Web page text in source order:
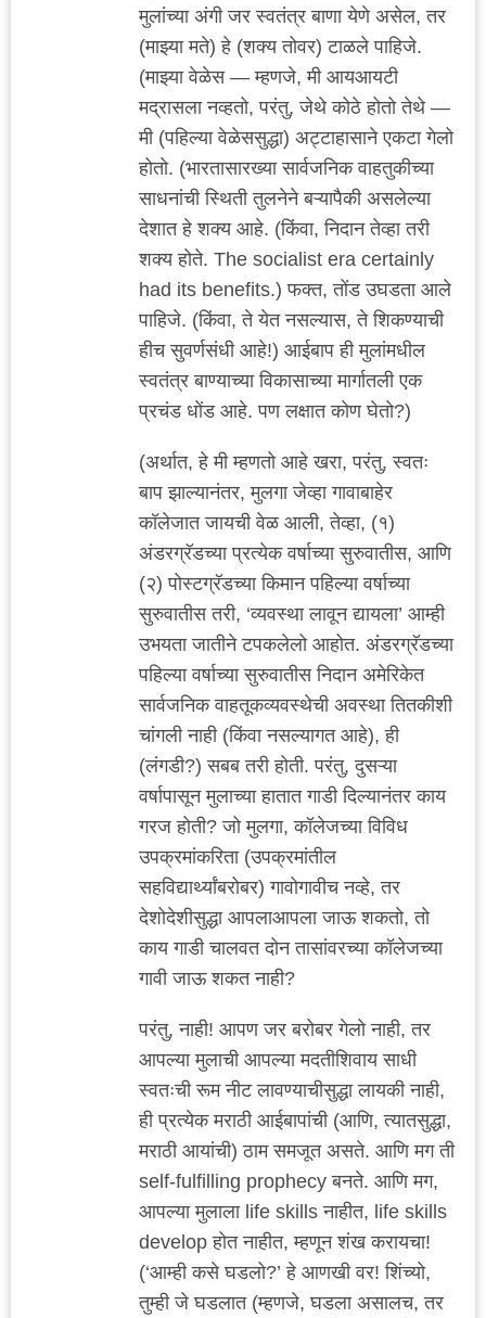
मुलांच्या अंगी जर स्वतंत्र बाणा येणे असेल, तर
(माझ्या मते) हे (शक्य तोवर) टाळले पाहिजे.
(माझ्या वेळेस — म्हणजे, मी आयआयटी
मद्रासला नव्हतो, परंतु, जेथे कोठे होतो तेथे —
मी (पहिल्या वेळेससुद्धा) अट्टाहासाने एकटा गेलो
होतो. (भारतासारख्या सार्वजनिक वाहतुकीच्या
साधनांची स्थिती तुलनेने बऱ्यापैकी असलेल्या
देशात हे शक्य आहे. (किंवा, निदान तेव्हा तरी
शक्य होते. The socialist era certainly
had its benefits.) फक्त, तोंड उघडता आले
पाहिजे. (किंवा, ते येत नसल्यास, ते शिकण्याची
हीच सुवर्णसंधी आहे!) आईबाप ही मुलांमधील
स्वतंत्र बाण्याच्या विकासाच्या मार्गातली एक
प्रचंड धोंड आहे. पण लक्षात कोण घेतो?)
(अर्थात, हे मी म्हणतो आहे खरा, परंतु, स्वतः
बाप झाल्यानंतर, मुलगा जेव्हा गावाबाहेर
कॉलेजात जायची वेळ आली, तेव्हा, (१)
अंडरग्रॅडच्या प्रत्येक वर्षाच्या सुरुवातीस, आणि
(२) पोस्टग्रॅडच्या किमान पहिल्या वर्षाच्या
सुरुवातीस तरी, ‘व्यवस्था लावून द्यायला’ आम्ही
उभयता जातीने टपकलेलो आहोत. अंडरग्रॅडच्या
पहिल्या वर्षाच्या सुरुवातीस निदान अमेरिकेत
सार्वजनिक वाहतूकव्यवस्थेची अवस्था तितकीशी
चांगली नाही (किंवा नसल्यागत आहे), ही
(लंगडी?) सबब तरी होती. परंतु, दुसऱ्या
वर्षापासून मुलाच्या हातात गाडी दिल्यानंतर काय
गरज होती? जो मुलगा, कॉलेजच्या विविध
उपक्रमांकरिता (उपक्रमांतील
सहविद्यार्थ्यांबरोबर) गावोगावीच नव्हे, तर
देशोदेशीसुद्धा आपलाआपला जाऊ शकतो, तो
काय गाडी चालवत दोन तासांवरच्या कॉलेजच्या
गावी जाऊ शकत नाही?
परंतु, नाही! आपण जर बरोबर गेलो नाही, तर
आपल्या मुलाची आपल्या मदतीशिवाय साधी
स्वतःची रूम नीट लावण्याचीसुद्धा लायकी नाही,
ही प्रत्येक मराठी आईबापांची (आणि, त्यातसुद्धा,
मराठी आयांची) ठाम समजूत असते. आणि मग ती
self-fulfilling prophecy बनते. आणि मग,
आपल्या मुलाला life skills नाहीत, life skills
develop होत नाहीत, म्हणून शंख करायचा!
(‘आम्ही कसे घडलो?’ हे आणखी वर! शिंच्यो,
तुम्ही जे घडलात (म्हणजे, घडला असालच, तर